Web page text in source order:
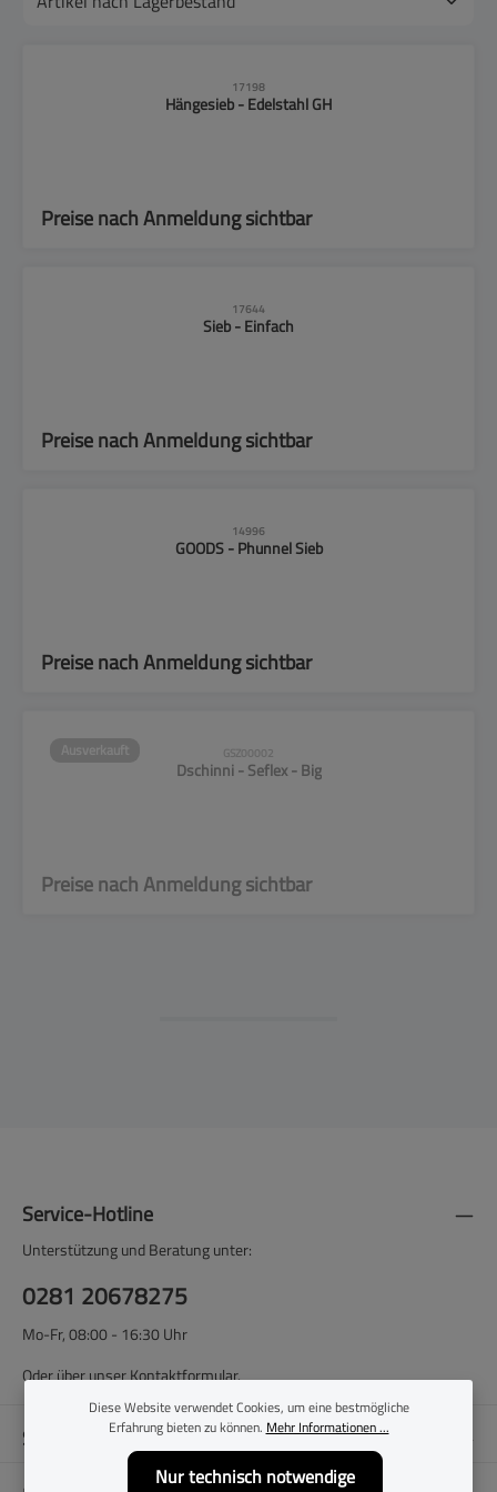
17198
Hängesieb - Edelstahl GH
Preise nach Anmeldung sichtbar
17644
Sieb - Einfach
Preise nach Anmeldung sichtbar
14996
GOODS - Phunnel Sieb
Preise nach Anmeldung sichtbar
GSZ00002
Dschinni - Seflex - Big
Preise nach Anmeldung sichtbar
Service-Hotline
Unterstützung und Beratung unter:
0281 20678275
Mo-Fr, 08:00 - 16:30 Uhr
Oder über unserKontaktformular.
Shop-Service
Diese Website verwendet Cookies, um eine bestmögliche
Erfahrung bieten zu können. Mehr Informationen ...
Nur technisch notwendige